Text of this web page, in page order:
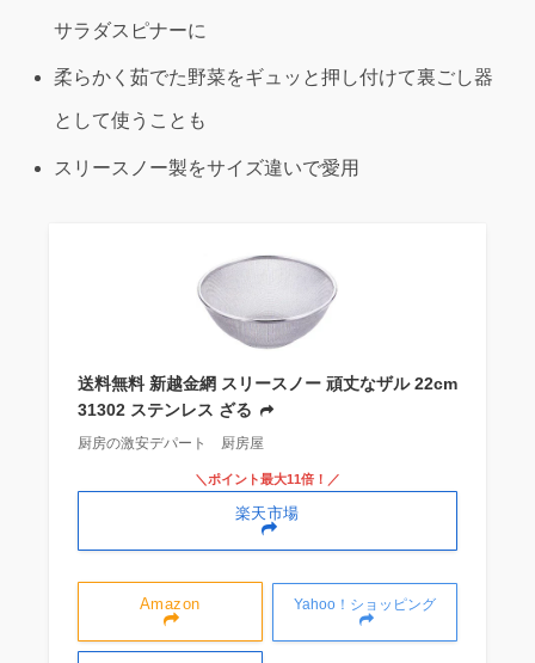
サラダスピナーに
柔らかく茹でた野菜をギュッと押し付けて裏ごし器
として使うことも
スリースノー製をサイズ違いで愛用
送料無料 新越金網 スリースノー 頑丈なザル 22cm
31302 ステンレス ざる
厨房の激安デパート 厨房屋
Amazon
＼ポイント最大11倍！／
楽天市場
Yahoo！ショッピング